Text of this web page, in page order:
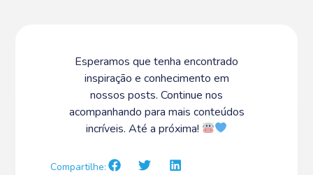
Esperamos que tenha encontrado
inspiração e conhecimento em
nossos posts. Continue nos
acompanhando para mais conteúdos
incríveis. Até a próxima!
Compartilhe: